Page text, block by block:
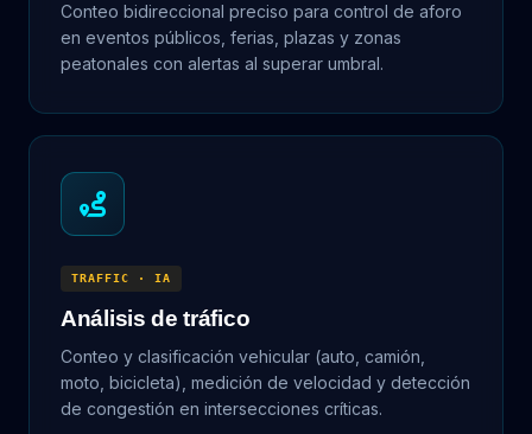
Conteo bidireccional preciso para control de aforo
en eventos públicos, ferias, plazas y zonas
peatonales con alertas al superar umbral.
TRAFFIC · IA
Análisis de tráfico
Conteo y clasificación vehicular (auto, camión,
moto, bicicleta), medición de velocidad y detección
de congestión en intersecciones críticas.